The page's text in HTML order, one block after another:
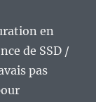
en
de SSD /
pas